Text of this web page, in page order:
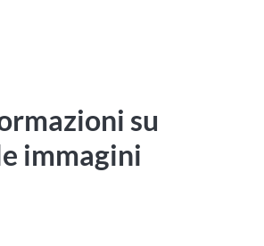
su
immagini